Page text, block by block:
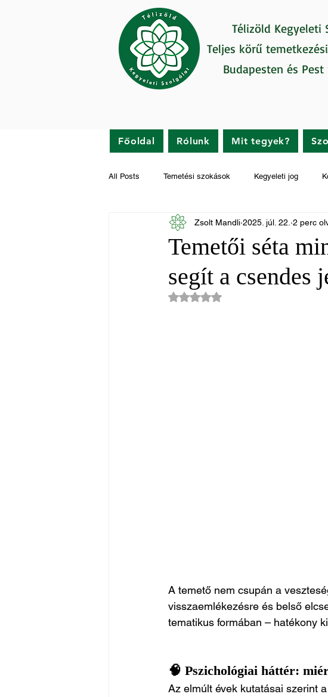
Télizöld Kegyeleti
Teljes körű
Budapesten és
Főoldal Rólunk Mit tegyek?
All Posts Temetési szokások Kegyeleti jog
Gyászfeldolgozás Hírek
Temetői séta
segít a csendes
Zsolt Mandli 2025. júl. 22. 2 perc
NaN csillagot kapott az 5-ből.
A temető nem csupán a
visszaemlékezésre és belső
tematikus formában – hatékony
🧠 Pszichológiai háttér:
Az elmúlt évek kutatásai szerint